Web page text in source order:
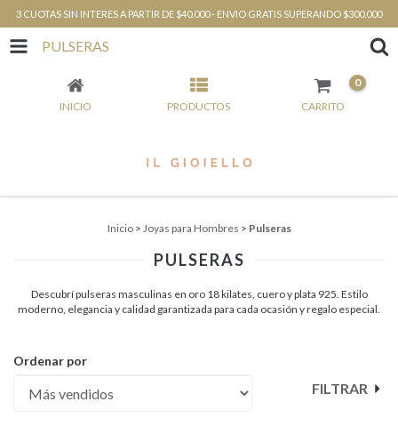
3 CUOTAS SIN INTERES A PARTIR DE $40.000 - ENVIO GRATIS SUPERANDO $300.000
PULSERAS
INICIO PRODUCTOS CARRITO
0
Inicio > Joyas para Hombres > Pulseras
PULSERAS
Descubrí pulseras masculinas en oro 18 kilates, cuero y plata 925. Estilo
moderno, elegancia y calidad garantizada para cada ocasión y regalo especial.
Ordenar por
FILTRAR